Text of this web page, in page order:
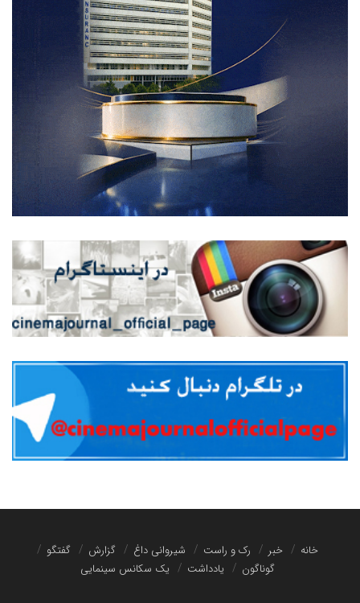
خانه خبر رک و راست شیروانی داغ گزارش
گفتگو
گوناگون
یادداشت یک سکانس سینمایی